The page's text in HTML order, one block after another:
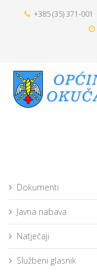
+385 (35) 371-001
Dokumenti
Javna nabava
Natječaji
Službeni glasnik